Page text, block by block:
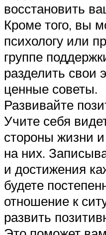
восстановить
Кроме того, вы
психологу или
группе
разделить свои
ценные советы.
Развивайте
Учите себя
стороны жизни
на них.
и достижения
будете
отношение к
развить